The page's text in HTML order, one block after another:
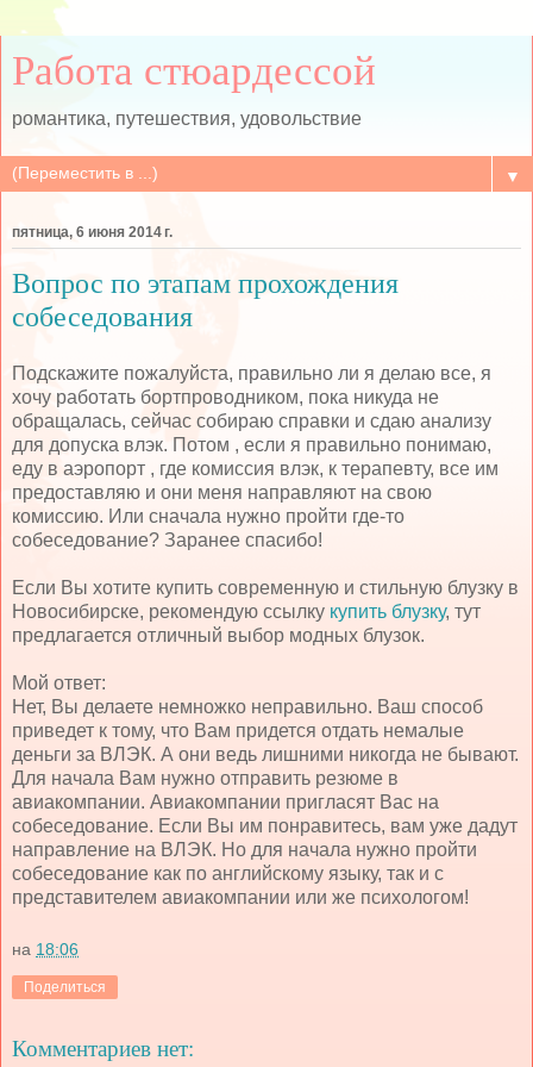
Работа стюардессой
романтика, путешествия, удовольствие
▼
пятница, 6 июня 2014 г.
Вопрос по этапам прохождения
собеседования
Подскажите пожалуйста, правильно ли я делаю все, я
хочу работать бортпроводником, пока никуда не
обращалась, сейчас собираю справки и сдаю анализу
для допуска влэк. Потом , если я правильно понимаю,
еду в аэропорт , где комиссия влэк, к терапевту, все им
предоставляю и они меня направляют на свою
комиссию. Или сначала нужно пройти где-то
собеседование? Заранее спасибо!
Если Вы хотите купить современную и стильную блузку в
Новосибирске, рекомендую ссылку купить блузку, тут
предлагается отличный выбор модных блузок.
Мой ответ:
Нет, Вы делаете немножко неправильно. Ваш способ
приведет к тому, что Вам придется отдать немалые
деньги за ВЛЭК. А они ведь лишними никогда не бывают.
Для начала Вам нужно отправить резюме в
авиакомпании. Авиакомпании пригласят Вас на
собеседование. Если Вы им понравитесь, вам уже дадут
направление на ВЛЭК. Но для начала нужно пройти
собеседование как по английскому языку, так и с
представителем авиакомпании или же психологом!
на 18:06
Поделиться
Комментариев нет: